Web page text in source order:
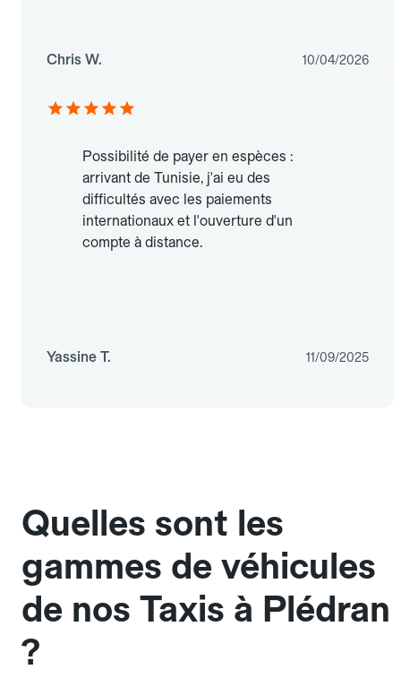
Chris W. 10/04/2026
Possibilité de payer en espèces :
arrivant de Tunisie, j'ai eu des
difficultés avec les paiements
internationaux et l'ouverture d'un
compte à distance.
Yassine T. 11/09/2025
Quelles sont les
gammes de véhicules
de nos Taxis à Plédran
?